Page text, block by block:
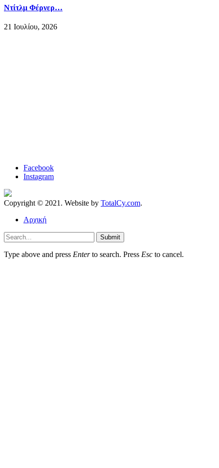
Ντίτλμ Φέρνερ…
21 Ιουλίου, 2026
Facebook
Instagram
Copyright © 2021. Website by TotalCy.com.
Αρχική
Submit
Type above and press Enterto search. Press Esc to cancel.